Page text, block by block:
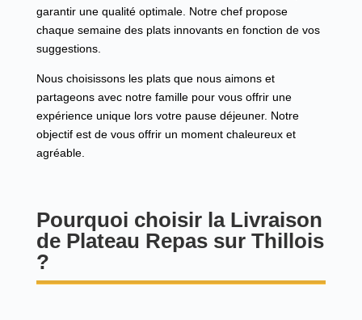
garantir une qualité optimale. Notre chef propose
chaque semaine des plats innovants en fonction de vos
suggestions.
Nous choisissons les plats que nous aimons et
partageons avec notre famille pour vous offrir une
expérience unique lors votre pause déjeuner. Notre
objectif est de vous offrir un moment chaleureux et
agréable.
Pourquoi choisir la Livraison
de Plateau Repas sur Thillois
?